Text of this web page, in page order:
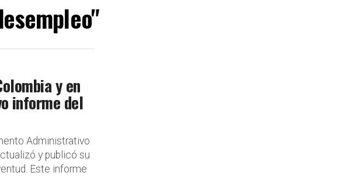
y en
informe del
Administrativo
y publicó su
Este informe